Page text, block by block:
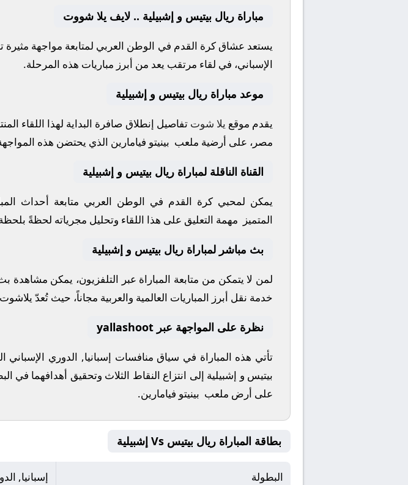
مباراة ريال بيتيس و إشبيلية .. لايف يلا شووت
يستعد عشاق كرة القدم في الوطن العربي لمتابعة مواجهة مثيرة
الإسباني، في لقاء مرتقب يعد من أبرز مباريات هذه المرحلة.
موعد مباراة ريال بيتيس و إشبيلية
يقدم موقع يلا شوت تفاصيل إنطلاق صافرة البداية لهذا اللقاء
مصر، على أرضية ملعب بينيتو فيامارين الذي يحتضن هذه
القناة الناقلة لمباراة ريال بيتيس و إشبيلية
يمكن لمحبي كرة القدم في الوطن العربي متابعة أحداث
المتميز
مهمة التعليق على هذا اللقاء وتحليل مجرياته لحظةً
بث مباشر لمباراة ريال بيتيس و إشبيلية
لمن لا يتمكن من متابعة المباراة عبر التلفزيون، يمكن مشاهدة
خدمة نقل أبرز المباريات العالمية والعربية مجاناً، حيث تُعدّ يلاشوت
نظرة على المواجهة عبر yallashoot
تأتي هذه المباراة في سياق منافسات إسبانيا, الدوري الإسباني
بيتيس و إشبيلية إلى انتزاع النقاط الثلاث وتحقيق أهدافهما في
على أرض ملعب بينيتو فيامارين.
بطاقة المباراة ريال بيتيس Vs إشبيلية
البطولة إسبانيا,